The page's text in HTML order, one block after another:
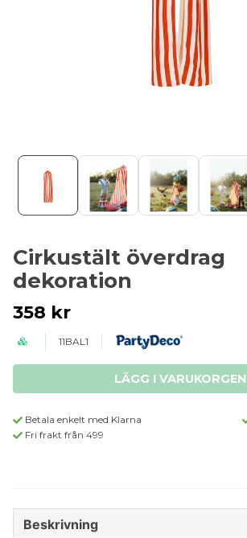
Cirkustält överdrag
dekoration
358 kr
11BAL1
LÄGG I VARUKORGEN
Betala enkelt med Klarna
Fri frakt från 499
Beskrivning